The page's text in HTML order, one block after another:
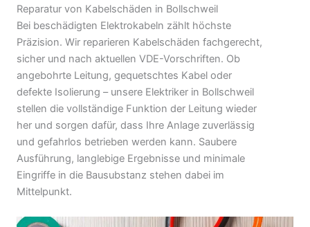
Reparatur von Kabelschäden in Bollschweil
Bei beschädigten Elektrokabeln zählt höchste
Präzision. Wir reparieren Kabelschäden fachgerecht,
sicher und nach aktuellen VDE-Vorschriften. Ob
angebohrte Leitung, gequetschtes Kabel oder
defekte Isolierung – unsere Elektriker in Bollschweil
stellen die vollständige Funktion der Leitung wieder
her und sorgen dafür, dass Ihre Anlage zuverlässig
und gefahrlos betrieben werden kann. Saubere
Ausführung, langlebige Ergebnisse und minimale
Eingriffe in die Bausubstanz stehen dabei im
Mittelpunkt.